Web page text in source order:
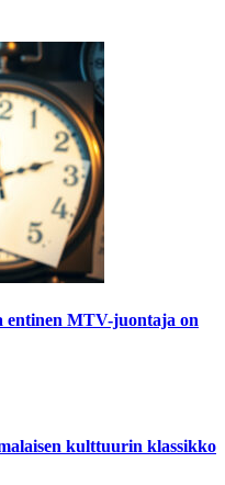
entinen MTV-juontaja on
kulttuurin klassikko